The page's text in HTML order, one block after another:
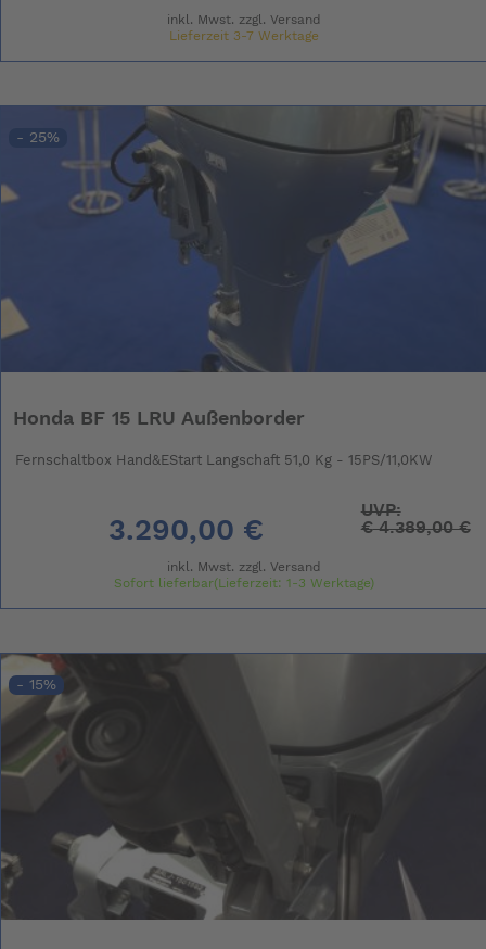
inkl. Mwst. zzgl. Versand
Lieferzeit 3-7 Werktage
- 25%
Honda BF 15 LRU Außenborder
Fernschaltbox Hand&EStart Langschaft 51,0 Kg - 15PS/11,0KW
3.290,00 €
UVP:
€4.389,00 €
inkl. Mwst. zzgl. Versand
Sofort lieferbar(Lieferzeit: 1-3 Werktage)
- 15%